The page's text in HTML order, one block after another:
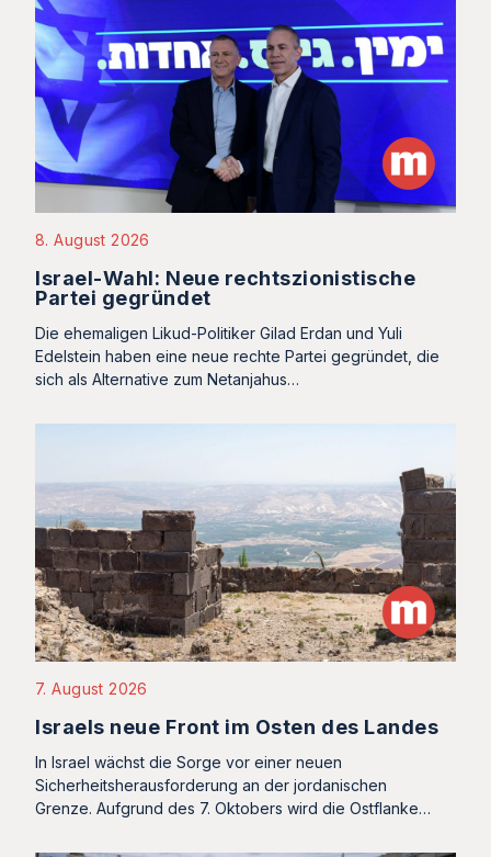
8. August 2026
Israel-Wahl: Neue rechtszionistische
Partei gegründet
Die ehemaligen Likud-Politiker Gilad Erdan und Yuli
Edelstein haben eine neue rechte Partei gegründet, die
sich als Alternative zum Netanjahus…
7. August 2026
Israels neue Front im Osten des Landes
In Israel wächst die Sorge vor einer neuen
Sicherheitsherausforderung an der jordanischen
Grenze. Aufgrund des 7. Oktobers wird die Ostflanke…